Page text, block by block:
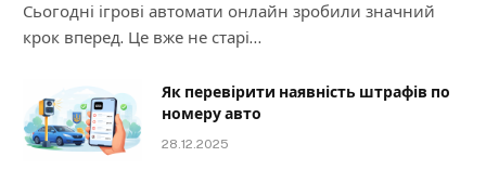
Сьогодні ігрові автомати онлайн зробили значний
крок вперед. Це вже не старі…
Як перевірити наявність штрафів по
номеру авто
28.12.2025